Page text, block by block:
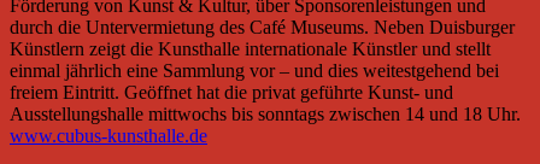
Förderung von Kunst & Kultur, über Sponsorenleistungen und
durch die Untervermietung des Café Museums. Neben Duisburger
Künstlern zeigt die Kunsthalle internationale Künstler und stellt
einmal jährlich eine Sammlung vor – und dies weitestgehend bei
freiem Eintritt. Geöffnet hat die privat geführte Kunst- und
Ausstellungshalle mittwochs bis sonntags zwischen 14 und 18 Uhr.
www.cubus-kunsthalle.de